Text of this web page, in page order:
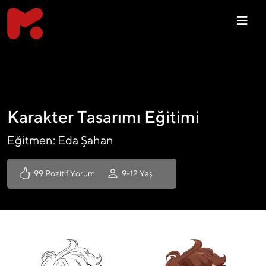
Karakter Tasarımı Eğitimi
Eğitmen: Eda Şahan
99 Pozitif Yorum 9-12 Yaş